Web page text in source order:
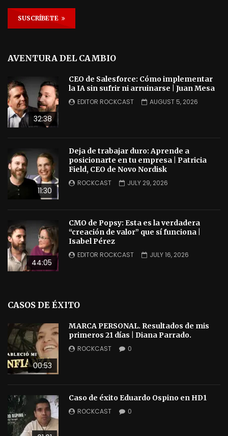
SUSCRÍBETE
AVENTURA DEL CAMBIO
32:38
CEO de Salesforce: Cómo implementar
la IA sin sufrir ni arruinarse | Juan Mesa
EDITOR ROCKCAST AUGUST 5, 2026
11:30
Deja de trabajar duro: Aprende a
posicionarte en tu empresa | Patricia
Field, CEO de Novo Nordisk
ROCKCAST JULY 29, 2026
44:05
CMO de Popsy: Esta es la verdadera
“creación de valor” que sí funciona |
Isabel Pérez
EDITOR ROCKCAST JULY 16, 2026
CASOS DE ÉXITO
00:53
MARCA PERSONAL. Resultados de mis
primeros 21 días | Diana Parrado.
ROCKCAST 0
Caso de éxito Eduardo Ospino en HD1
ROCKCAST 0